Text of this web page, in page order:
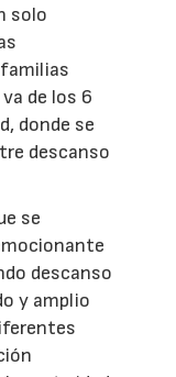
solo
de los 6
donde se
descanso
se
descanso
y amplio